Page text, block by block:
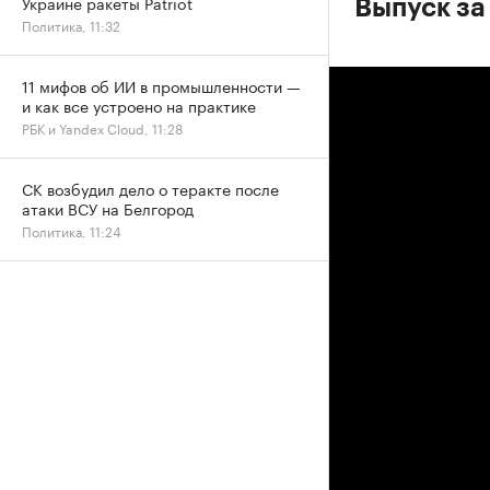
Выпуск
Политика, 11:32
11 мифов об ИИ в промышленности —
и как все устроено на практике
РБК и Yandex Cloud, 11:28
СК возбудил дело о теракте после
атаки ВСУ на Белгород
Политика, 11:24